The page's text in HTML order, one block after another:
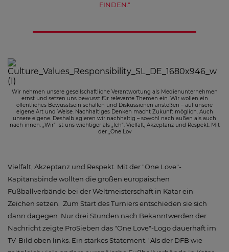
FINDEN."
Wir nehmen unsere gesellschaftliche Verantwortung als Medienunternehmen
ernst und setzen uns bewusst für relevante Themen ein. Wir wollen ein
öffentliches Bewusstsein schaffen und Diskussionen anstoßen – auf unsere
eigene Art und Weise. Nachhaltiges Denken macht Zukunft möglich. Auch
unsere eigene. Deshalb agieren wir nachhaltig – sowohl nach außen als auch
nach innen. „Wir“ ist uns wichtiger als „Ich“. Vielfalt, Akzeptanz und Respekt. Mit
der „One Lov
Vielfalt, Akzeptanz und Respekt. Mit der "One Love"-
Kapitänsbinde wollten die großen europäischen
Fußballverbände bei der Weltmeisterschaft in Katar ein
Zeichen setzen. Zum Start des Turniers entschieden sie sich
dann dagegen. Nur drei Stunden nach Bekanntwerden der
Nachricht zeigte ProSieben das "One Love"-Logo dauerhaft im
TV-Bild oben links. Ein starkes Statement. "Als der DFB wie